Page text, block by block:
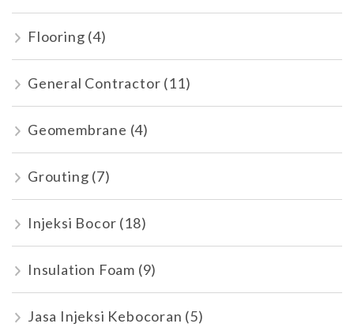
Flooring (4)
General Contractor (11)
Geomembrane (4)
Grouting (7)
Injeksi Bocor (18)
Insulation Foam (9)
Jasa Injeksi Kebocoran (5)